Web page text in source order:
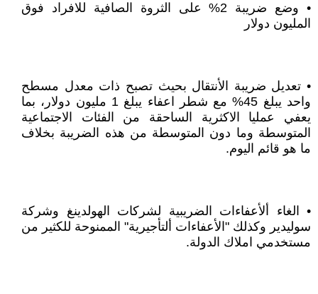
• وضع ضريبة 2% على الثروة الصافية للافراد فوق
المليون دولار
• تعديل ضريبة الأنتقال بحيث تصبح ذات معدل مسطح
واحد يبلغ 45% مع شطر اعفاء يبلغ 1 مليون دولار، بما
يعفي عمليا الاكثرية الساحقة من الفئات الاجتماعية
المتوسطة وما دون المتوسطة من هذه الضريبة بخلاف
ما هو قائم اليوم.
• الغاء ألأعفاءات الضريبية لشركات الهولدينغ وشركة
سوليدير وكذلك "الأعفاءات ألتأجيرية" الممنوحة للكثير من
مستخدمي املاك الدولة.